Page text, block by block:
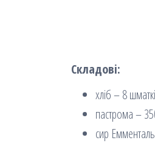
Складові:
хліб – 8
пастрома –
сир